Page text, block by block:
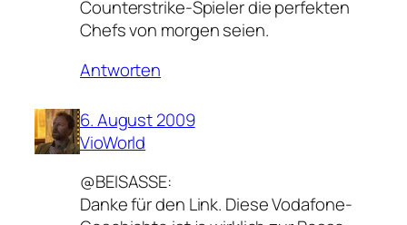
Counterstrike-Spieler die perfekten
Chefs von morgen seien.
Antworten
6. August 2009
VioWorld
@BEISASSE:
Danke für den Link. Diese Vodafone-